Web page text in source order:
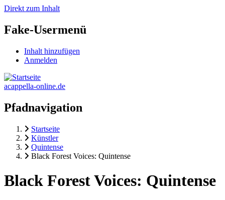
Direkt zum Inhalt
Fake-Usermenü
Inhalt hinzufügen
Anmelden
acappella-online.de
Pfadnavigation
Startseite
Künstler
Quintense
Black Forest Voices: Quintense
Black Forest Voices: Quintense